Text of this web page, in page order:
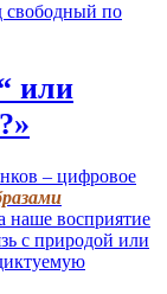
свободный по
или
– цифровое
наше восприятие
с природой или